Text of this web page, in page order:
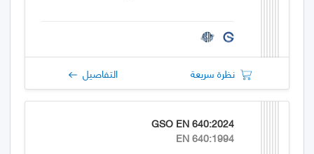
نظرة سريعة التفاصيل
GSO EN 640:2024
EN 640:1994